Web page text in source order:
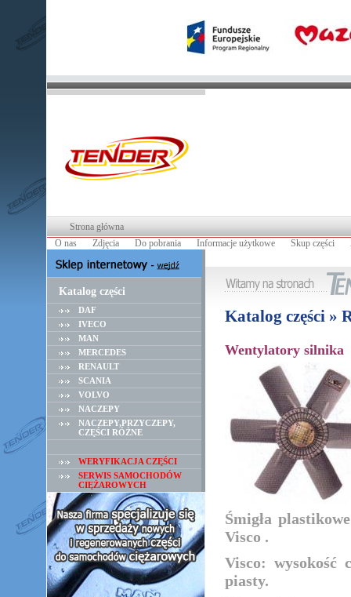
Strona główna
O nas
Zdjęcia Do pobrania Informacje użytkowe Skup części
Katalog części
DAF
IVECO
MAN
MERCEDES
RENAULT
SCANIA
VOLVO
NACZEPY
NACZEPY,PRZYCZEPY,
CZĘŚCI RÓŻNE
WERYFIKACJA CZĘŚCI
SERWIS SAMOCHODÓW
CIĘŻAROWYCH
Katalog części »
Wentylatory silnika
Śmigła
Visco .
Visco: wysokość
piasty.